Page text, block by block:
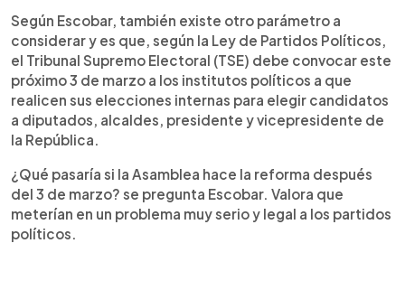
Según Escobar, también existe otro parámetro a
considerar y es que, según la Ley de Partidos Políticos,
el Tribunal Supremo Electoral (TSE) debe convocar este
próximo 3 de marzo a los institutos políticos a que
realicen sus elecciones internas para elegir candidatos
a diputados, alcaldes, presidente y vicepresidente de
la República.
¿Qué pasaría si la Asamblea hace la reforma después
del 3 de marzo? se pregunta Escobar. Valora que
meterían en un problema muy serio y legal a los partidos
políticos.